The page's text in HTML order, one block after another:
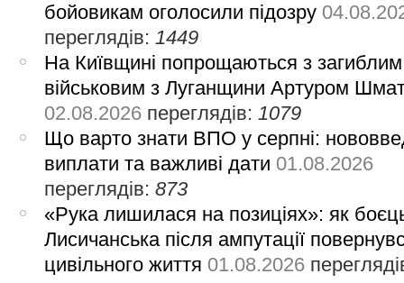
бойовикам оголосили підозру
переглядів: 1449
На Київщині попрощаються з загиблим
військовим з Луганщини Артуром
02.08.2026 переглядів: 1079
Що варто знати ВПО у серпні:
виплати та важливі дати 01.08.2026
переглядів:873
«Рука лишилася на позиціях»: як
Лисичанська після ампутації
цивільного життя 01.08.2026